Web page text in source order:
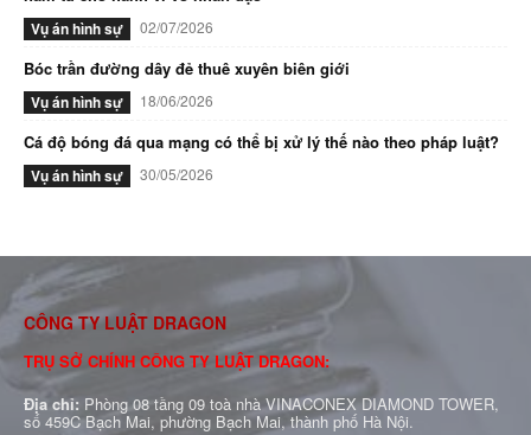
Vụ án hình sự 02/07/2026
Bóc trần đường dây đẻ thuê xuyên biên giới
Vụ án hình sự 18/06/2026
Cá độ bóng đá qua mạng có thể bị xử lý thế nào theo pháp luật?
Vụ án hình sự 30/05/2026
CÔNG TY LUẬT DRAGON
TRỤ SỞ CHÍNH CÔNG TY LUẬT DRAGON:
Địa chỉ: Phòng 08 tầng 09 toà nhà VINACONEX DIAMOND TOWER,
số 459C Bạch Mai, phường Bạch Mai, thành phố Hà Nội.